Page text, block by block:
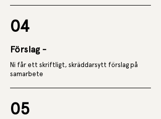
04
Förslag -
Ni får ett skriftligt, skräddarsytt förslag på
samarbete
05